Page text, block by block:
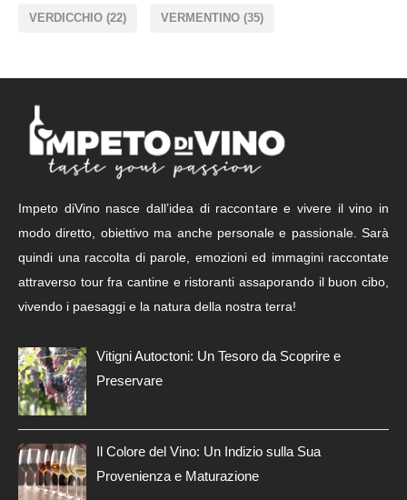
VERDICCHIO (22) VERMENTINO (35)
Impeto diVino nasce dall’idea di raccontare e vivere il vino in
modo diretto, obiettivo ma anche personale e passionale. Sarà
quindi una raccolta di parole, emozioni ed immagini raccontate
attraverso tour fra cantine e ristoranti assaporando il buon cibo,
vivendo i paesaggi e la natura della nostra terra!
Vitigni Autoctoni: Un Tesoro da Scoprire e
Preservare
Il Colore del Vino: Un Indizio sulla Sua
Provenienza e Maturazione